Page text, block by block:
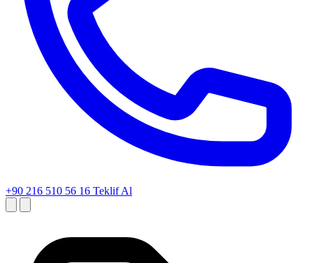
+90 216 510 56 16 Teklif Al